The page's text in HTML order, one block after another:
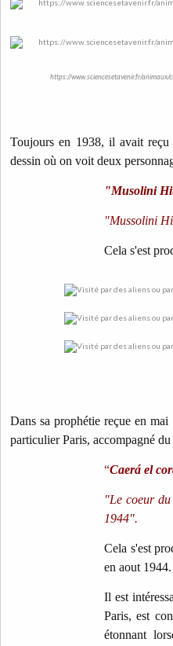
https://www.sciencesetavenir.fr/
Toujours en 1938, il avait reçu
dessin où on voit deux
"Musolini
"Mussolini
Cela s'est
Dans sa prophétie reçue en
particulier Paris, accompagné du
“Caerá el
"Le coeur
1944".
Cela s'est
en aout 1944.
Il est
Paris, est
étonnant